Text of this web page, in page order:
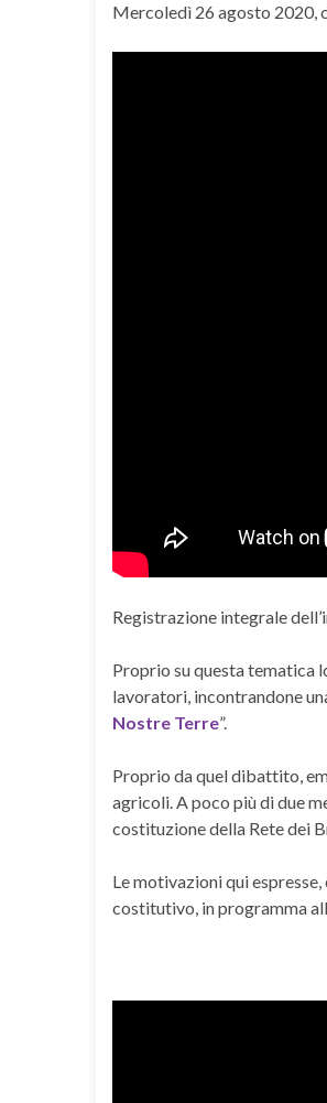
Mercoledì 26 agosto 2020,
Registrazione integrale
Proprio su questa tematica
lavoratori, incontrandone
Nostre Terre”.
Proprio da quel dibattito,
agricoli. A poco più di due
costituzione della Rete dei
Le motivazioni qui
costitutivo, in programma